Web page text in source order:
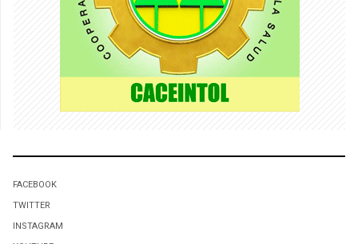
FACEBOOK
TWITTER
INSTAGRAM